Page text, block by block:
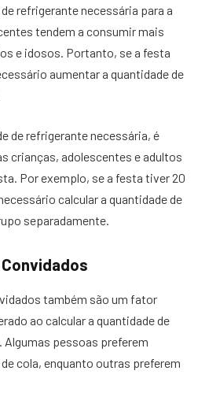
refrigerante necessária para a
tendem a consumir mais
e idosos. Portanto, se a festa
aumentar a quantidade de
de refrigerante necessária, é
crianças, adolescentes e adultos
Por exemplo, se a festa tiver 20
calcular a quantidade de
separadamente.
também são um fator
ao calcular a quantidade de
pessoas preferem
cola, enquanto outras preferem